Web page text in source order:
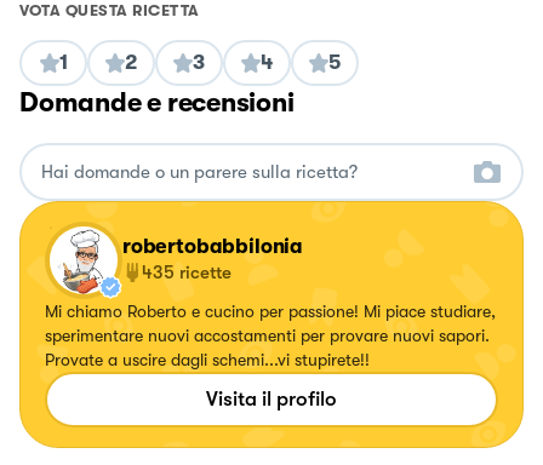
VOTA QUESTA RICETTA
1 2 3 4 5
Domande e recensioni
robertobabbilonia
435 ricette
Mi chiamo Roberto e cucino per passione! Mi piace studiare,
sperimentare nuovi accostamenti per provare nuovi sapori.
Provate a uscire dagli schemi...vi stupirete!!
Visita il profilo